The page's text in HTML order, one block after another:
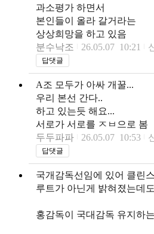
과소평가 하면서
본인들이 올라 갈거라는
상상희망을 하고 있음
분수낙조
26.05.07 10:21
답댓글
A조 모두가 아싸 개꿀...
우리 본선 간다..
하고 있는듯 해요...
서로가 서로를 ㅈㅂ으로 봄
두두파파
26.05.07 10:53
답댓글
국개감독선임에 있어 클린
루트가 아닌게 밝혀졌는데도
홍감독이 국대감독 유지하